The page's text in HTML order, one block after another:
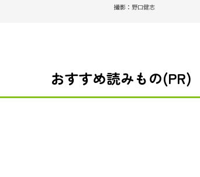
撮影： 野口健志
おすすめ読みもの(PR)